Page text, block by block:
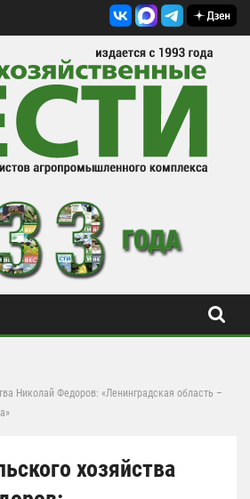
Николай Федоров: «Ленинградская область –
хозяйства